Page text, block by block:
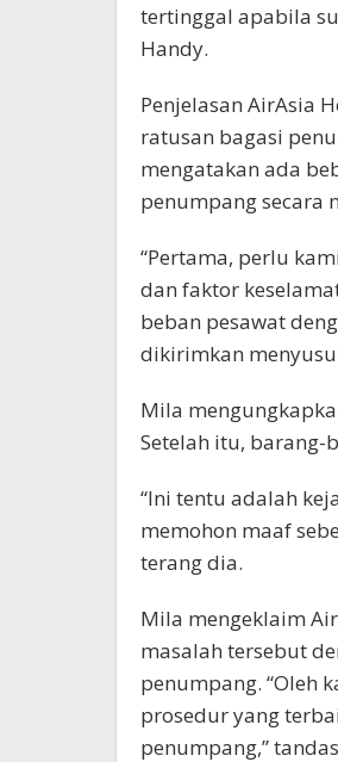
tertinggal apabila
Handy.
Penjelasan AirAsia
ratusan bagasi
mengatakan ada
penumpang secara
“Pertama, perlu
dan faktor
beban pesawat
dikirimkan
Mila
Setelah itu,
“Ini tentu adalah
memohon maaf
terang dia.
Mila mengeklaim
masalah tersebut
penumpang. “Oleh
prosedur yang
penumpang,”